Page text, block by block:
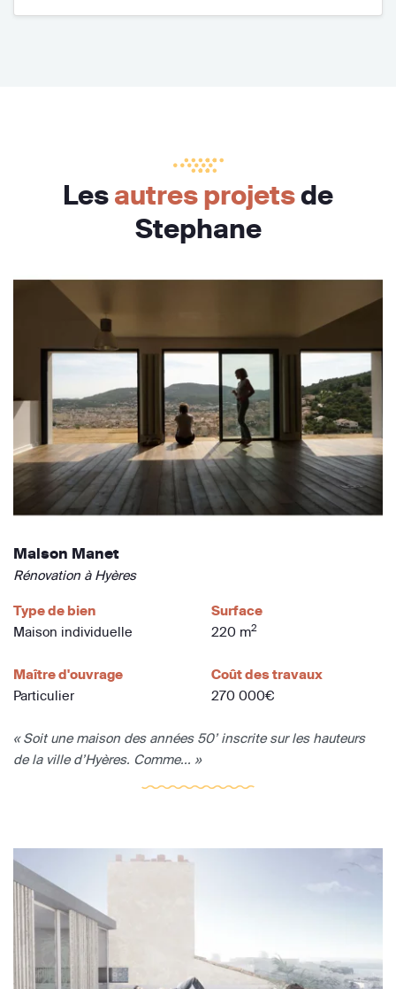
Lesautres projetsde
Stephane
Maison Manet
Rénovation à Hyères
Type de bien
Maison individuelle
Surface
220 m2
Maître d'ouvrage
Particulier
Coût des travaux
270 000€
« Soit une maison des années 50’ inscrite sur les hauteurs
de la ville d’Hyères. Comme... »